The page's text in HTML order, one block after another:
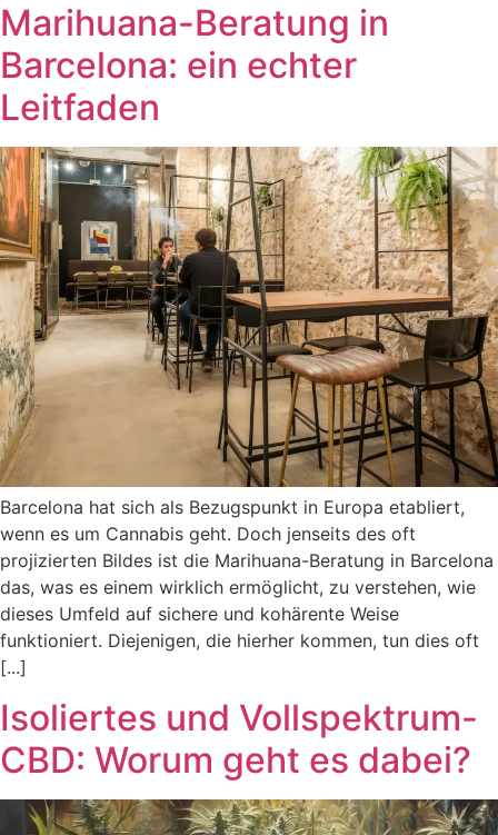
Marihuana-Beratung in
Barcelona: ein echter
Leitfaden
Barcelona hat sich als Bezugspunkt in Europa etabliert,
wenn es um Cannabis geht. Doch jenseits des oft
projizierten Bildes ist die Marihuana-Beratung in Barcelona
das, was es einem wirklich ermöglicht, zu verstehen, wie
dieses Umfeld auf sichere und kohärente Weise
funktioniert. Diejenigen, die hierher kommen, tun dies oft
[...]
Isoliertes und Vollspektrum-
CBD: Worum geht es dabei?